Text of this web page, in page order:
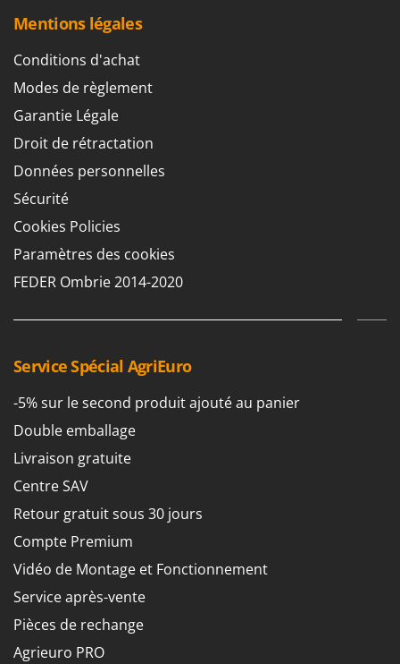
Mentions légales
Conditions d'achat
Modes de règlement
Garantie Légale
Droit de rétractation
Données personnelles
Sécurité
Cookies Policies
Paramètres des cookies
FEDER Ombrie 2014-2020
Service Spécial AgriEuro
-5% sur le second produit ajouté au panier
Double emballage
Livraison gratuite
Centre SAV
Retour gratuit sous 30 jours
Compte Premium
Vidéo de Montage et Fonctionnement
Service après-vente
Pièces de rechange
Agrieuro PRO